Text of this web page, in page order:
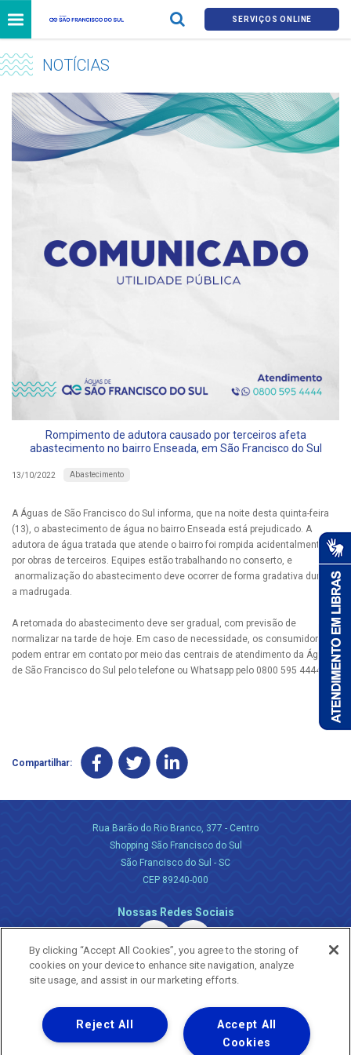
SERVIÇOS ONLINE
NOTÍCIAS
Rompimento de adutora causado por terceiros afeta
abastecimento no bairro Enseada, em São Francisco do Sul
13/10/2022 Abastecimento
A Águas de São Francisco do Sul informa, que na noite desta quinta-feira
(13), o abastecimento de água no bairro Enseada está prejudicado. A
adutora de água tratada que atende o bairro foi rompida acidentalmente
por obras de terceiros. Equipes estão trabalhando no conserto, e
anormalização do abastecimento deve ocorrer de forma gradativa durante
a madrugada.
A retomada do abastecimento deve ser gradual, com previsão de
normalizar na tarde de hoje. Em caso de necessidade, os consumidores
podem entrar em contato por meio das centrais de atendimento da Águas
de São Francisco do Sul pelo telefone ou Whatsapp pelo 0800 595 4444.
Compartilhar:
Rua Barão do Rio Branco, 377 - Centro
Shopping São Francisco do Sul
São Francisco do Sul - SC
CEP 89240-000
Nossas Redes Sociais
Uma empresa
Copyright ® 2026 - Todos os Direitos Reservados.
By clicking “Accept All Cookies”, you agree to the storing of
cookies on your device to enhance site navigation, analyze
site usage, and assist in our marketing efforts.
Accept All
Cookies
Reject All